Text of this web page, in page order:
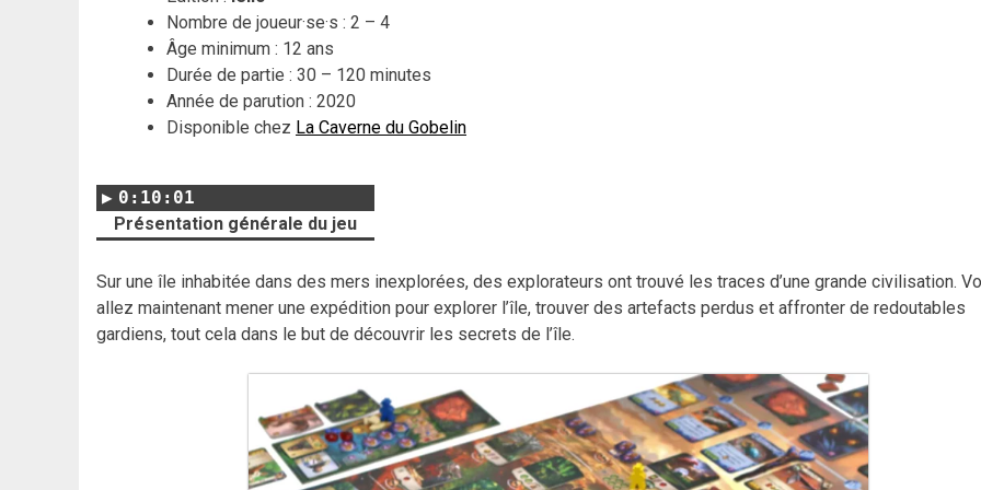
Nombre de joueur·se·s : 2 – 4
Âge minimum : 12 ans
Durée de partie : 30 – 120 minutes
Année de parution : 2020
Disponible chez La Caverne du Gobelin
0:10:01
Présentation générale du jeu
Sur une île inhabitée dans des mers inexplorées, des explorateurs ont trouvé les traces d’une grande civilisation.
allez maintenant mener une expédition pour explorer l’île, trouver des artefacts perdus et affronter de redoutables
gardiens, tout cela dans le but de découvrir les secrets de l’île.